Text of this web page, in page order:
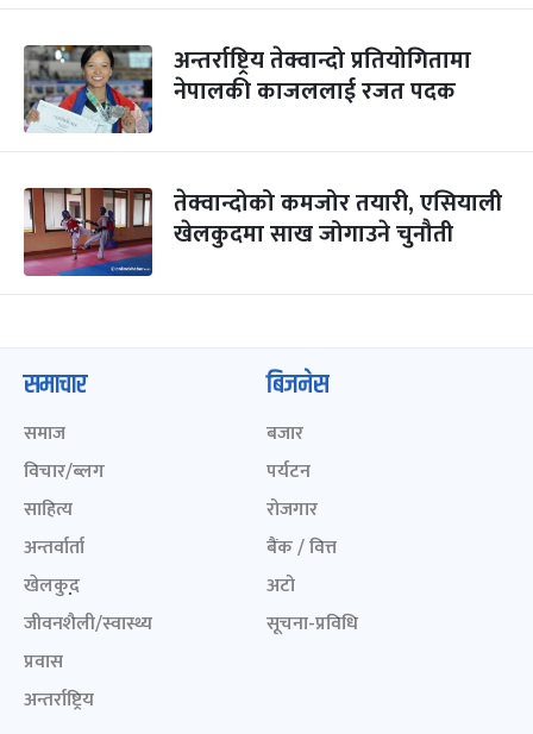
अन्तर्राष्ट्रिय तेक्वान्दो प्रतियोगितामा
नेपालकी काजललाई रजत पदक
तेक्वान्दोको कमजोर तयारी, एसियाली
खेलकुदमा साख जोगाउने चुनौती
समाचार
समाज
विचार/ब्लग
साहित्य
अन्तर्वार्ता
खेलकुद़़
जीवनशैली/स्वास्थ्य
प्रवास
अन्तर्राष्ट्रिय
बिजनेस
बजार
पर्यटन
रोजगार
बैंक / वित्त
अटो
सूचना-प्रविधि